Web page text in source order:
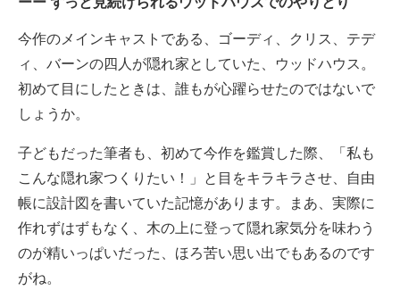
今作のメインキャストである、ゴーディ、クリス、テデ
ィ、バーンの四人が隠れ家としていた、ウッドハウス。
初めて目にしたときは、誰もが心躍らせたのではないで
しょうか。
子どもだった筆者も、初めて今作を鑑賞した際、「私も
こんな隠れ家つくりたい！」と目をキラキラさせ、自由
帳に設計図を書いていた記憶があります。まあ、実際に
作れずはずもなく、木の上に登って隠れ家気分を味わう
のが精いっぱいだった、ほろ苦い思い出でもあるのです
がね。